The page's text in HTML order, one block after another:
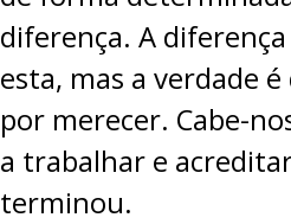
diferença. A
esta, mas a verdade
por merecer. Cabe-
a trabalhar e
terminou.